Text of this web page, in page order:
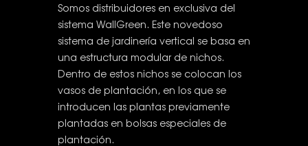
Somos distribuidores en exclusiva del
sistema WallGreen. Este novedoso
sistema de jardinería vertical se basa en
una estructura modular de nichos.
Dentro de estos nichos se colocan los
vasos de plantación, en los que se
introducen las plantas previamente
plantadas en bolsas especiales de
plantación.